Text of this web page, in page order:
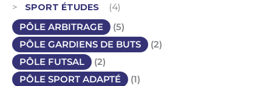
SPORT ÉTUDES
(4)
PÔLE ARBITRAGE
(5)
PÔLE GARDIENS DE BUTS
(2)
PÔLE FUTSAL
(2)
PÔLE SPORT ADAPTÉ
(1)